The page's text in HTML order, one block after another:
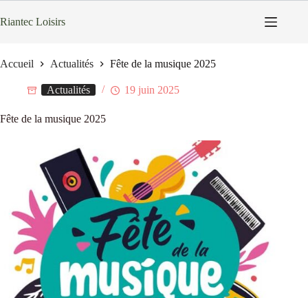
au
Riantec Loisirs
Accueil Actualités Fête de la musique 2025
Actualités 19 juin 2025
Fête de la musique 2025